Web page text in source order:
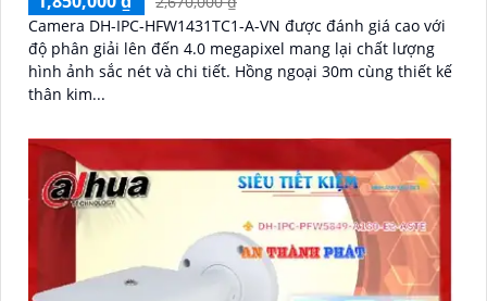
Camera DH-IPC-HFW1431TC1-A-VN được đánh giá cao với
độ phân giải lên đến 4.0 megapixel mang lại chất lượng
hình ảnh sắc nét và chi tiết. Hồng ngoại 30m cùng thiết kế
thân kim...